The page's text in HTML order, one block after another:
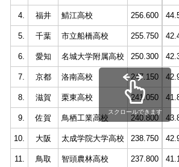
4. 福井 鯖江高校 256.600
5. 千葉 市立船橋高校 255.750
6. 愛知 名城大学附属高校 250.300
7. 京都 洛南高校 247.150
8. 滋賀 栗東高校 241.050
9. 佐賀 鳥栖工業高校 240.800
10. 大阪 太成学院大学高校 238.750
11. 鳥取 智頭農林高校 237.800
スクロールできます